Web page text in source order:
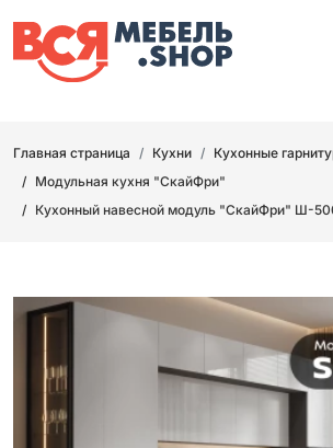
Главная страница Кухни
Кухонные
Модульная кухня "СкайФри"
Кухонный навесной модуль "СкайФри" Ш-